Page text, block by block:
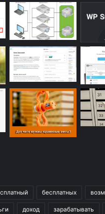
бесплатных
доход зарабатывать